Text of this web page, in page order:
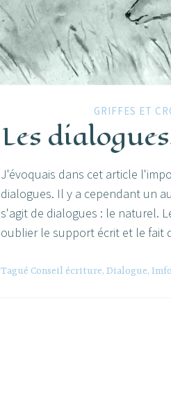
GRIFFES ET
Les
J'évoquais dans cet article
dialogues. Il y a cependant un
s'agit de dialogues : le naturel.
oublier le support écrit et le fait
Tagué Conseil écriture, Dialogue,